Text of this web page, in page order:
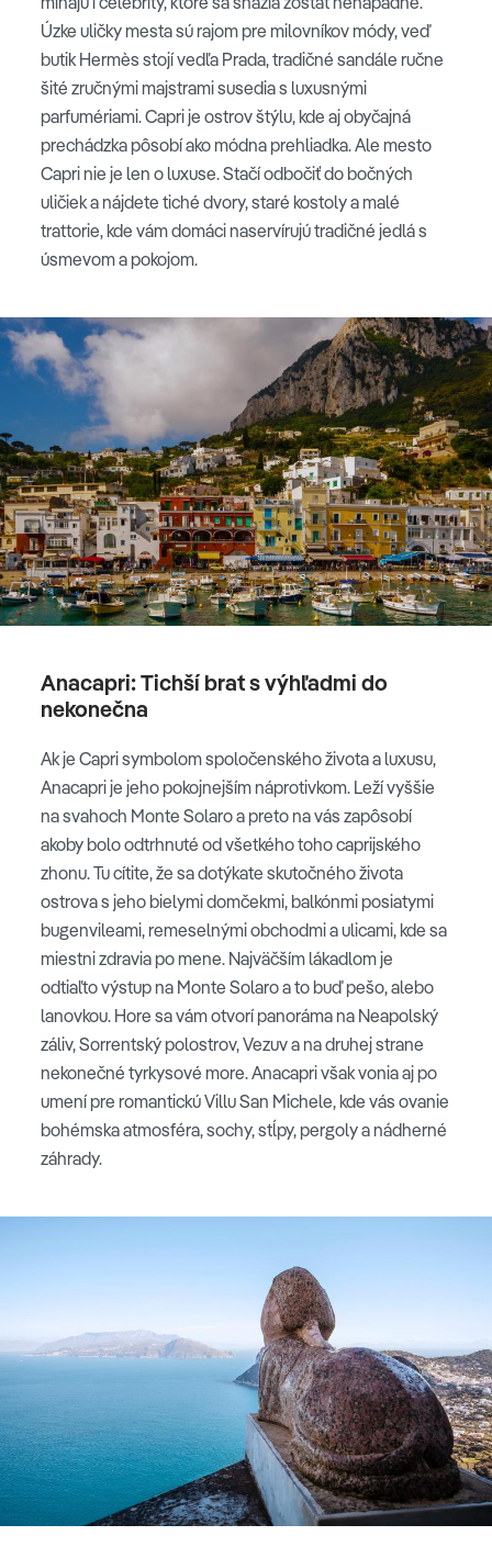
Úzke uličky mesta sú rajom pre milovníkov módy, veď
butik Hermès stojí vedľa Prada, tradičné sandále ručne
šité zručnými majstrami susedia s luxusnými
parfumériami. Capri je ostrov štýlu, kde aj obyčajná
prechádzka pôsobí ako módna prehliadka. Ale mesto
Capri nie je len o luxuse. Stačí odbočiť do bočných
uličiek a nájdete tiché dvory, staré kostoly a malé
trattorie, kde vám domáci naservírujú tradičné jedlá s
úsmevom a pokojom.
Anacapri: Tichší brat s výhľadmi do
nekonečna
Ak je Capri symbolom spoločenského života a luxusu,
Anacapri je jeho pokojnejším náprotivkom. Leží vyššie
na svahoch Monte Solaro a preto na vás zapôsobí
akoby bolo odtrhnuté od všetkého toho caprijského
zhonu. Tu cítite, že sa dotýkate skutočného života
ostrova s jeho bielymi domčekmi, balkónmi posiatymi
bugenvileami, remeselnými obchodmi a ulicami, kde sa
miestni zdravia po mene. Najväčším lákadlom je
odtiaľto výstup na Monte Solaro a to buď pešo, alebo
lanovkou. Hore sa vám otvorí panoráma na Neapolský
záliv, Sorrentský polostrov, Vezuv a na druhej strane
nekonečné tyrkysové more. Anacapri však vonia aj po
umení pre romantickú Villu San Michele, kde vás ovanie
bohémska atmosféra, sochy, stĺpy, pergoly a nádherné
záhrady.